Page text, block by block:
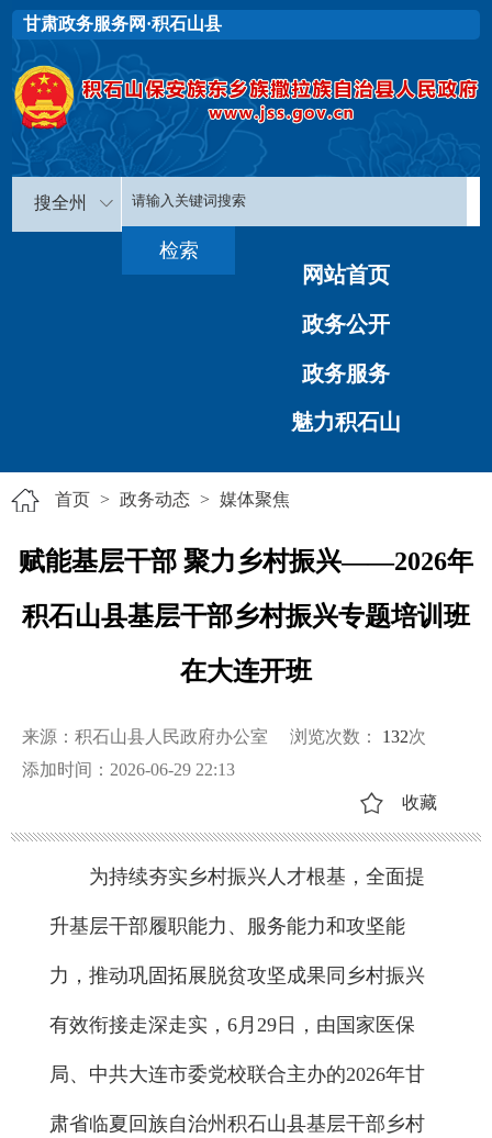
甘肃政务服务网·积石山县
搜全州
网站首页
政务公开
政务服务
魅力积石山
首页 > 政务动态 > 媒体聚焦
赋能基层干部 聚力乡村振兴——2026年
积石山县基层干部乡村振兴专题培训班
在大连开班
来源：积石山县人民政府办公室 浏览次数： 132次
添加时间：2026-06-29 22:13
收藏
为持续夯实乡村振兴人才根基，全面提
升基层干部履职能力、服务能力和攻坚能
力，推动巩固拓展脱贫攻坚成果同乡村振兴
有效衔接走深走实，6月29日，由国家医保
局、中共大连市委党校联合主办的2026年甘
肃省临夏回族自治州积石山县基层干部乡村